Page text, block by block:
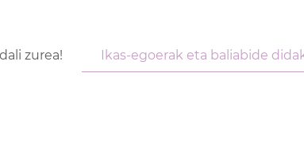
zurea! Ikas-egoerak eta baliabide